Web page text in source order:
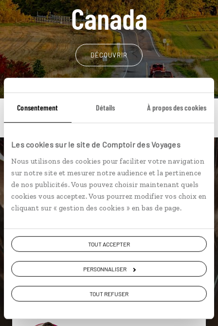
Consentement Détails À propos des cookies
Les cookies sur le site de Comptoir des Voyages
Nous utilisons des cookies pour faciliter votre navigation
sur notre site et mesurer notre audience et la pertinence
de nos publicités. Vous pouvez choisir maintenant quels
cookies vous acceptez. Vous pourrez modifier vos choix en
cliquant sur « gestion des cookies » en bas de page.
TOUT ACCEPTER
PERSONNALISER
TOUT REFUSER
Canada
DÉCOUVRIR
Une envie de voyage
particulière ?
Amérindiens Baleine au Canada
Baleine Banff
Baleine